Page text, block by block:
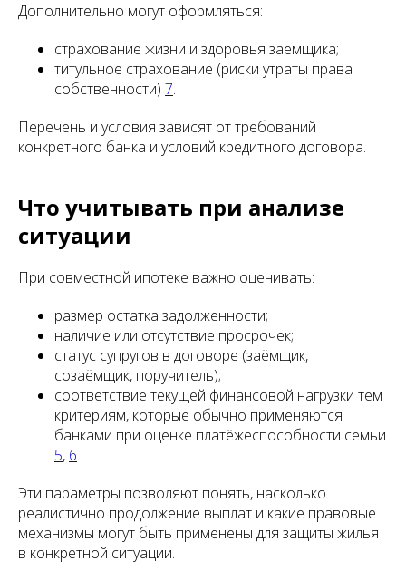
Дополнительно могут оформляться:
страхование жизни и здоровья заёмщика;
титульное страхование (риски утраты права
собственности) 7.
Перечень и условия зависят от требований
конкретного банка и условий кредитного договора.
Что учитывать при анализе
ситуации
При совместной ипотеке важно оценивать:
размер остатка задолженности;
наличие или отсутствие просрочек;
статус супругов в договоре (заёмщик,
созаёмщик, поручитель);
соответствие текущей финансовой нагрузки тем
критериям, которые обычно применяются
банками при оценке платёжеспособности семьи
5, 6.
Эти параметры позволяют понять, насколько
реалистично продолжение выплат и какие правовые
механизмы могут быть применены для защиты жилья
в конкретной ситуации.